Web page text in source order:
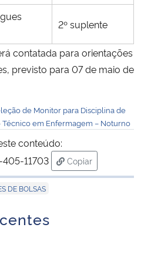
2º suplente
contatada para orientações
previsto para 07 de maio de
de Monitor para Disciplina de
em Enfermagem – Noturno
conteúdo:
11703
Copiar
para área de
DE BOLSAS